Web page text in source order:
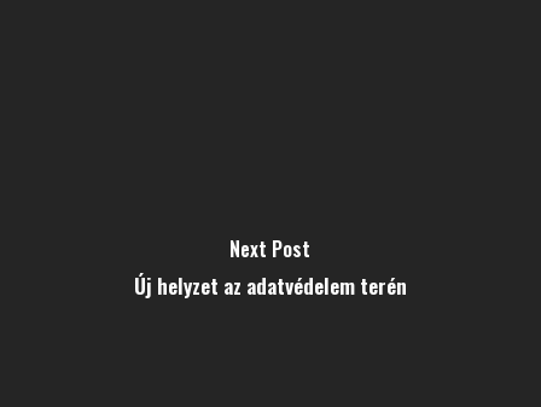
Next Post
Új helyzet az adatvédelem terén